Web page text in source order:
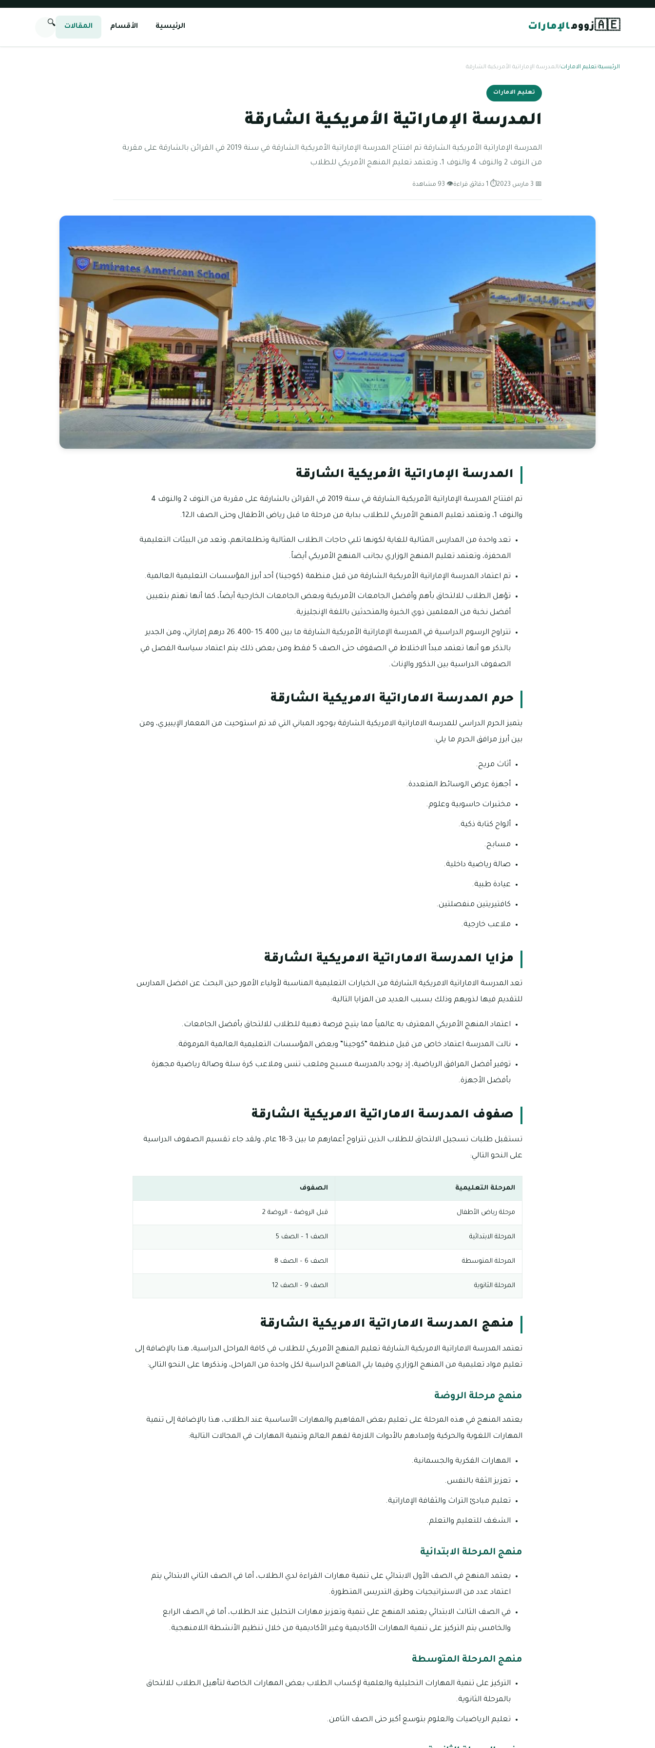
🇦🇪زوومالإمارات الرئيسية الأقسام المقالات 🔍
الرئيسية/تعليم الامارات/المدرسة الإماراتية الأمريكية الشارقة
تعليم الامارات
المدرسة الإماراتية الأمريكية الشارقة
المدرسة الإماراتية الأمريكية الشارقة تم افتتاح المدرسة الإماراتية الأمريكية الشارقة في سنة 2019 في القرائن بالشارقة على مقربة
من النوف 2 والنوف 4 والنوف 1، وتعتمد تعليم المنهج الأمريكي للطلاب
📅 3 مارس 2023 ⏱ 1 دقائق قراءة 👁 93 مشاهدة
المدرسة الإماراتية الأمريكية الشارقة
تم افتتاح المدرسة الإماراتية الأمريكية الشارقة في سنة 2019 في القرائن بالشارقة على مقربة من النوف 2 والنوف 4
والنوف 1، وتعتمد تعليم المنهج الأمريكي للطلاب بداية من مرحلة ما قبل رياض الأطفال وحتى الصف الـ12.
تعد واحدة من المدارس المثالية للغاية لكونها تلبي حاجات الطلاب المثالية وتطلعاتهم، وتعد من البيئات التعليمية
المحفزة، وتعتمد تعليم المنهج الوزاري بجانب المنهج الأمريكي أيضاً.
تم اعتماد المدرسة الإماراتية الأمريكية الشارقة من قبل منظمة (كوجينا) أحد أبرز المؤسسات التعليمية العالمية.
تؤهل الطلاب للالتحاق بأهم وأفضل الجامعات الأمريكية وبعض الجامعات الخارجية أيضاً، كما أنها تهتم بتعيين
أفضل نخبة من المعلمين ذوي الخبرة والمتحدثين باللغة الإنجليزية.
تتراوح الرسوم الدراسية في المدرسة الإماراتية الأمريكية الشارقة ما بين 15.400 -26.400 درهم إماراتي، ومن الجدير
بالذكر هو أنها تعتمد مبدأ الاختلاط في الصفوف حتى الصف 5 فقط ومن بعض ذلك يتم اعتماد سياسة الفصل في
الصفوف الدراسية بين الذكور والإناث.
حرم المدرسة الاماراتية الامريكية الشارقة
يتميز الحرم الدراسي للمدرسة الاماراتية الامريكية الشارقة بوجود المباني التي قد تم استوحيت من المعمار الإيبيري، ومن
بين أبرز مرافق الحرم ما يلي:
أثاث مريح.
أجهزة عرض الوسائط المتعددة.
مختبرات حاسوبية وعلوم.
ألواح كتابة ذكية.
مسابح.
صالة رياضية داخلية.
عيادة طبية.
كافتيريتين منفصلتين.
ملاعب خارجية.
مزايا المدرسة الاماراتية الامريكية الشارقة
تعد المدرسة الاماراتية الامريكية الشارقة من الخيارات التعليمية المناسبة لأولياء الأمور حين البحث عن افضل المدارس
للتقديم فيها لذويهم وذلك بسبب العديد من المزايا التالية:
اعتماد المنهج الأمريكي المعترف به عالمياً مما يتيح فرصة ذهبية للطلاب للالتحاق بأفضل الجامعات.
نالت المدرسة اعتماد خاص من قبل منظمة “كوجينا” وبعض المؤسسات التعليمية العالمية المرموقة.
توفير أفضل المرافق الرياضية، إذ يوجد بالمدرسة مسبح وملعب تنس وملاعب كرة سلة وصالة رياضية مجهزة
بأفضل الأجهزة.
صفوف المدرسة الاماراتية الامريكية الشارقة
تستقبل طلبات تسجيل الالتحاق للطلاب الذين تتراوح أعمارهم ما بين 3-18 عام، ولقد جاء تقسيم الصفوف الدراسية
على النحو التالي:
المرحلة التعليمية الصفوف
مرحلة رياض الأطفال قبل الروضة – الروضة 2
المرحلة الابتدائية الصف 1 – الصف 5
المرحلة المتوسطة الصف 6 – الصف 8
المرحلة الثانوية الصف 9 – الصف 12
منهج المدرسة الاماراتية الامريكية الشارقة
تعتمد المدرسة الاماراتية الامريكية الشارقة تعليم المنهج الأمريكي للطلاب في كافة المراحل الدراسية، هذا بالإضافة إلى
تعليم مواد تعليمية من المنهج الوزاري وفيما يلي المناهج الدراسية لكل واحدة من المراحل، ونذكرها على النحو التالي:
منهج مرحلة الروضة
يعتمد المنهج في هذه المرحلة على تعليم بعض المفاهيم والمهارات الأساسية عند الطلاب، هذا بالإضافة إلى تنمية
المهارات اللغوية والحركية وإمدادهم بالأدوات اللازمة لفهم العالم وتنمية المهارات في المجالات التالية:
المهارات الفكرية والجسمانية.
تعزيز الثقة بالنفس.
تعليم مبادئ التراث والثقافة الإماراتية.
الشغف للتعليم والتعلم.
منهج المرحلة الابتدائية
يعتمد المنهج في الصف الأول الابتدائي على تنمية مهارات القراءة لدي الطلاب، أما في الصف الثاني الابتدائي يتم
اعتماد عدد من الاستراتيجيات وطرق التدريس المتطورة.
في الصف الثالث الابتدائي يعتمد المنهج على تنمية وتعزيز مهارات التحليل عند الطلاب، أما في الصف الرابع
والخامس يتم التركيز على تنمية المهارات الأكاديمية وغير الأكاديمية من خلال تنظيم الأنشطة اللامنهجية.
منهج المرحلة المتوسطة
التركيز على تنمية المهارات التحليلية والعلمية لإكساب الطلاب بعض المهارات الخاصة لتأهيل الطلاب للالتحاق
بالمرحلة الثانوية.
تعليم الرياضيات والعلوم بتوسع أكبر حتى الصف الثامن.